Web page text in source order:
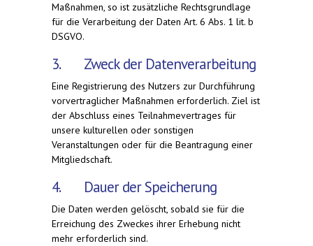
Maßnahmen, so ist zusätzliche Rechtsgrundlage
für die Verarbeitung der Daten Art. 6 Abs. 1 lit. b
DSGVO.
3. Zweck der Datenverarbeitung
Eine Registrierung des Nutzers zur Durchführung
vorvertraglicher Maßnahmen erforderlich. Ziel ist
der Abschluss eines Teilnahmevertrages für
unsere kulturellen oder sonstigen
Veranstaltungen oder für die Beantragung einer
Mitgliedschaft.
4. Dauer der Speicherung
Die Daten werden gelöscht, sobald sie für die
Erreichung des Zweckes ihrer Erhebung nicht
mehr erforderlich sind.